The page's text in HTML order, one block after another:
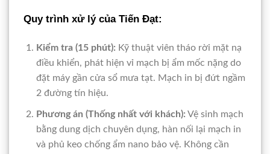
Quy trình xử lý của Tiến Đạt:
Kiểm tra (15 phút): Kỹ thuật viên tháo rời mặt nạ
điều khiển, phát hiện vỉ mạch bị ẩm mốc nặng do
đặt máy gần cửa sổ mưa tạt. Mạch in bị đứt ngầm
2 đường tín hiệu.
Phương án (Thống nhất với khách): Vệ sinh mạch
bằng dung dịch chuyên dụng, hàn nối lại mạch in
và phủ keo chống ẩm nano bảo vệ. Không cần